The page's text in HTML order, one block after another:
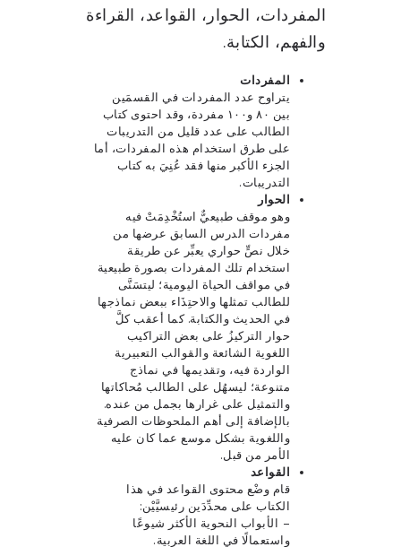
المفردات، الحوار، القواعد، القراءة
والفهم، الكتابة.
المفردات
يتراوح عدد المفردات في القسمَين
بين ٨٠ و١٠٠ مفردة، وقد احتوى كتاب
الطالب على عدد قليل من التدريبات
على طرق استخدام هذه المفردات، أما
الجزء الأكبر منها فقد عُنِيَ به كتاب
التدريبات.
الحوار
وهو موقف طبيعيٌّ استُخْدِمَتْ فيه
مفردات الدرس السابق عرضها من
خلال نصٍّ حواري يعبِّر عن طريقة
استخدام تلك المفردات بصورة طبيعية
في مواقف الحياة اليومية؛ ليتسَنَّى
للطالب تمثلها والاحتِذَاء ببعض نماذجها
في الحديث والكتابة. كما أعقب كلَّ
حوار التركيزُ على بعض التراكيب
اللغوية الشائعة والقوالب التعبيرية
الواردة فيه، وتقديمها في نماذج
متنوعة؛ ليسهُل على الطالب مُحاكاتها
والتمثيل على غرارها بجمل من عنده.
بالإضافة إلى أهم الملحوظات الصرفية
واللغوية بشكل موسع عما كان عليه
الأمر من قبل.
القواعد
قام وضْع محتوى القواعد في هذا
الكتاب على محدِّدَين رئيسيَّيْن:
– الأبواب النحوية الأكثر شيوعًا
واستعمالًا في اللغة العربية.